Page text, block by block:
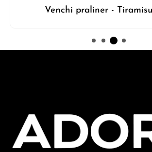
Venchi praliner -